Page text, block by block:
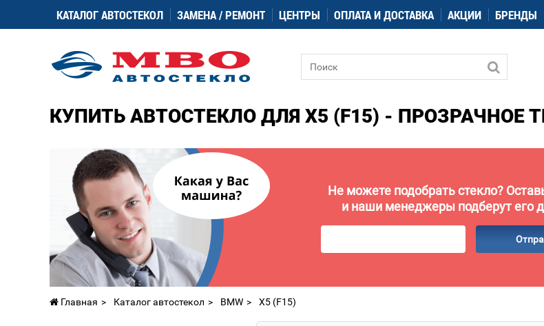
КАТАЛОГ АВТОСТЕКОЛ ЗАМЕНА / РЕМОНТ ЦЕНТРЫ ОПЛАТА И ДОСТАВКА АКЦИИ БРЕНДЫ
КУПИТЬ АВТОСТЕКЛО ДЛЯ X5 (F15) -
Не можете подобрать стекло?
и наши менеджеры подберут его
Главная Каталог автостекол BMW X5 (F15)